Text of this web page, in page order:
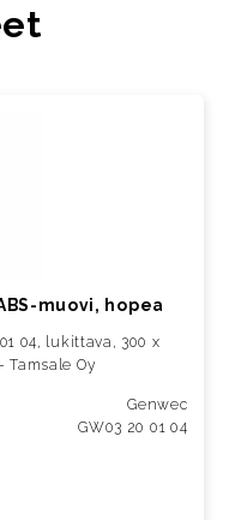
muovi, hopea
04, lukittava, 300 x
Tamsale Oy
Genwec
GW03 20 01 04